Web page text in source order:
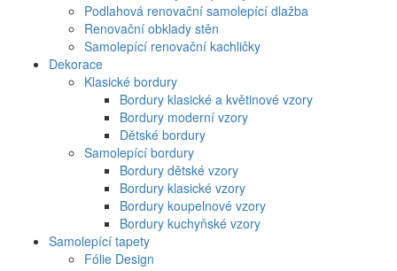
Podlahová renovační samolepící dlažba
Renovační obklady stěn
Samolepící renovační kachličky
Dekorace
Klasické bordury
Bordury klasické a květinové vzory
Bordury moderní vzory
Dětské bordury
Samolepící bordury
Bordury dětské vzory
Bordury klasické vzory
Bordury koupelnové vzory
Bordury kuchyňské vzory
Samolepící tapety
Fólie Design